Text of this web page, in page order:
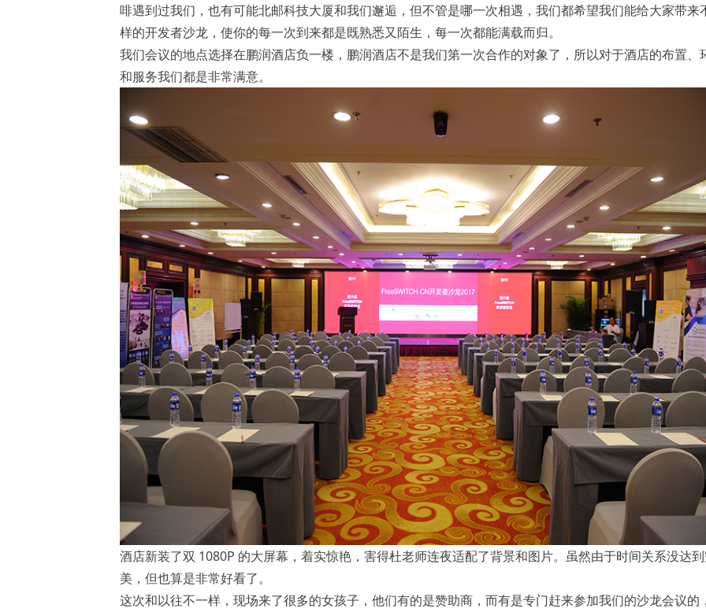
啡遇到过我们，也有可能北邮科技大厦和我们邂逅，但不管是哪一次相遇，我们都希望我们能给大家带来
样的开发者沙龙，使你的每一次到来都是既熟悉又陌生，每一次都能满载而归。
我们会议的地点选择在鹏润酒店负一楼，鹏润酒店不是我们第一次合作的对象了，所以对于酒店的布置、
和服务我们都是非常满意。
酒店新装了双 1080P 的大屏幕，着实惊艳，害得杜老师连夜适配了背景和图片。虽然由于时间关系没达
美，但也算是非常好看了。
这次和以往不一样，现场来了很多的女孩子，他们有的是赞助商，而有是专门赶来参加我们的沙龙会议的